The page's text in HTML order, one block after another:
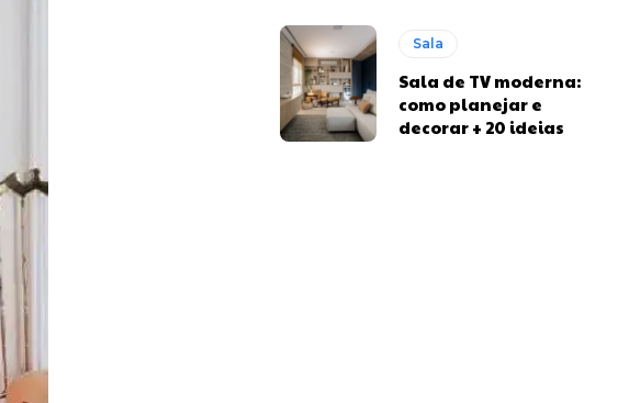
Sala
Sala de TV moderna:
como planejar e
decorar + 20 ideias